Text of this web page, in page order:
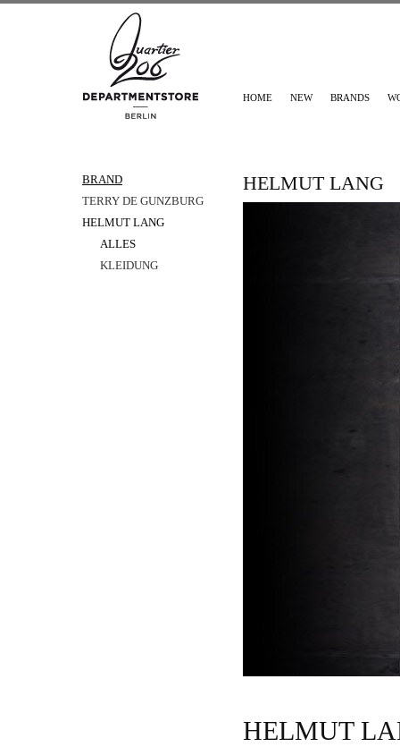
HOME NEW BRANDS
BRAND
TERRY DE GUNZBURG
HELMUT LANG
ALLES
KLEIDUNG
HELMUT LANG
HELMUT